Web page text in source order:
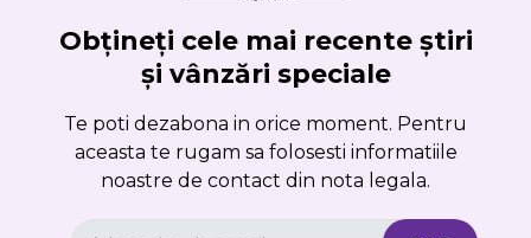
Obțineți cele mai recente știri
și vânzări speciale
Te poti dezabona in orice moment. Pentru
aceasta te rugam sa folosesti informatiile
noastre de contact din nota legala.